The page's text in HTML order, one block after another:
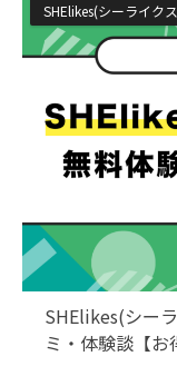
SHElikes(シーライク
SHElikes(シー
ミ・体験談【お